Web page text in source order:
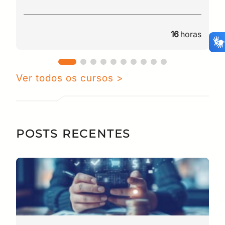
16 horas
Ver todos os cursos >
POSTS RECENTES